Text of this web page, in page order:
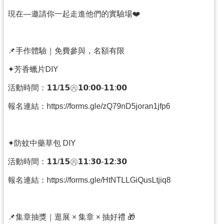
青
地
介
連
結
府
公
現在—邀請你一起走進他們的實驗場❤️
📌手作體驗｜免費參與，名額有限
✦芳香蠟片DIY
活動時間：𝟭𝟭/𝟭𝟱㊅𝟭𝟬:𝟬𝟬-𝟭𝟭:𝟬𝟬
報名連結：https://forms.gle/zQ79nD5joran1jfp6
✦防蚊中藥草包 DIY
活動時間：𝟭𝟭/𝟭𝟱㊅𝟭𝟭:𝟯𝟬-𝟭𝟮:𝟯𝟬
報名連結：https://forms.gle/HtNTLLGiQusLtjiq8
📌集章抽獎｜逛展 × 集章 × 抽好禮 🎁